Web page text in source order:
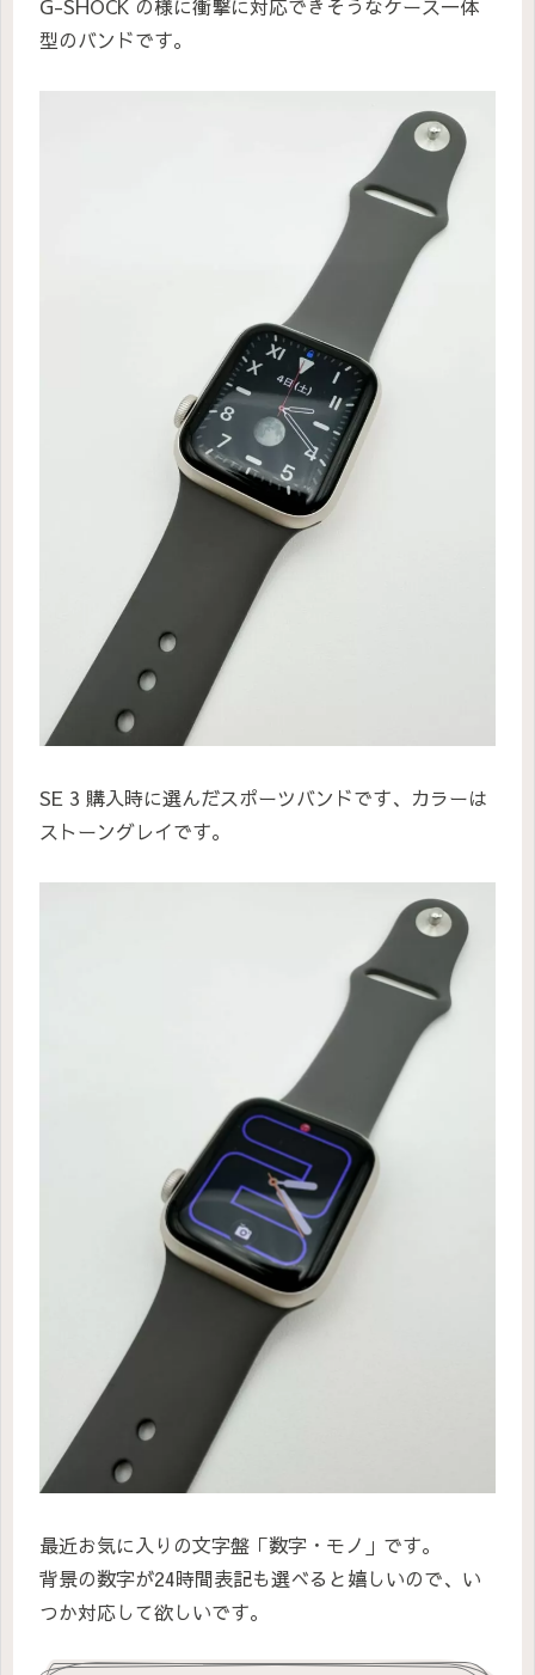
G-SHOCK の様に衝撃に対応できそうなケース一体
型のバンドです。
SE 3 購入時に選んだスポーツバンドです、カラーは
ストーングレイです。
最近お気に入りの文字盤「数字・モノ」です。
背景の数字が24時間表記も選べると嬉しいので、い
つか対応して欲しいです。